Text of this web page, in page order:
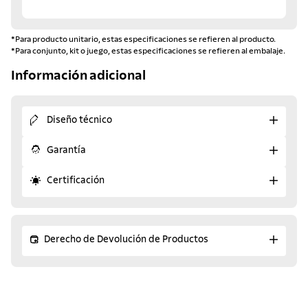
*Para producto unitario, estas especificaciones se refieren al producto.
*Para conjunto, kit o juego, estas especificaciones se refieren al embalaje.
Información adicional
Diseño técnico
Garantía
Certificación
Derecho de Devolución de Productos